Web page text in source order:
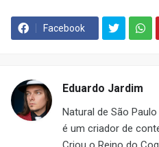
Facebook
Eduardo Jardim
Natural de São
é um criador de